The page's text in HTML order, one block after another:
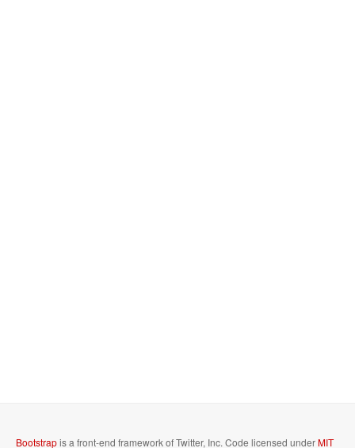
Bootstrapis a front-end framework of Twitter, Inc. Code licensed underMIT